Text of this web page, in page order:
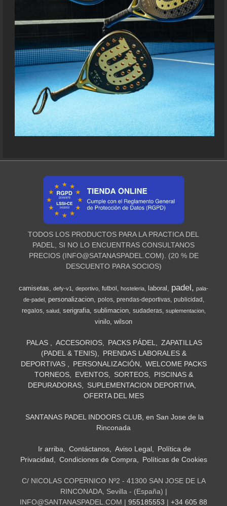
TODOS LOS PRODUCTOS PARA LA PRACTICA DEL
PADEL, SI NO LO ENCUENTRAS CONSULTANOS
PRECIOS (INFO@SATANASPADEL.COM). (20 % DE
DESCUENTO PARA SOCIOS)
camisetas defy-v1 deportivo futbol hosteleria laboral padel
pala-
de-padel
personalizacion polos prendas-deportivas publicidad
regalos
salud serigrafia sublimacion sudaderas suplementacion
vinilo wilson
PALAS ACCESORIOS PACKS PÁDEL
ZAPATILLAS
(PADEL & TENIS)
PRENDAS LABORALES &
DEPORTIVAS
PERSONALIZACIÓN
WELCOME PACKS
TORNEOS
EVENTOS SORTEOS
PISCINAS &
DEPURADORAS
SUPLEMENTACION DEPORTIVA
OFERTA DEL MES
SANTANAS PADEL INDOORS CLUB, en San Jose de la
Rinconada
Ir arriba Contáctanos Aviso Legal
Política de
Privacidad
Condiciones de Compra Políticas de Cookies
C/ NICOLAS COPERNICO Nº2 - 41300 SAN JOSE DE LA
RINCONADA, Sevilla - (España) |
INFO@SANTANASPADEL.COM | 955185553 | +34 605 88